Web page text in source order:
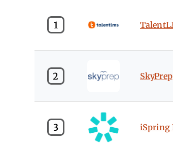
1
2 SkyPrep
3 iSpring